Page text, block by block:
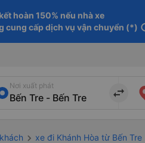
hoàn 150% nếu nhà xe
cung cấp dịch vụ vận chuyển (*)
Nơi xuất phát
import_export
xe đi Khánh Hòa từ Bến Tre